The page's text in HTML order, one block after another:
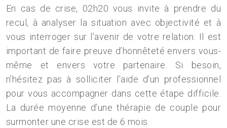
En cas de crise, 02h20 vous invite à prendre du
recul, à analyser la situation avec objectivité et à
vous interroger sur l’avenir de votre relation. Il est
important de faire preuve d’honnêteté envers vous-
même et envers votre partenaire. Si besoin,
n’hésitez pas à solliciter l’aide d’un professionnel
pour vous accompagner dans cette étape difficile.
La durée moyenne d’une thérapie de couple pour
surmonter une crise est de 6 mois.